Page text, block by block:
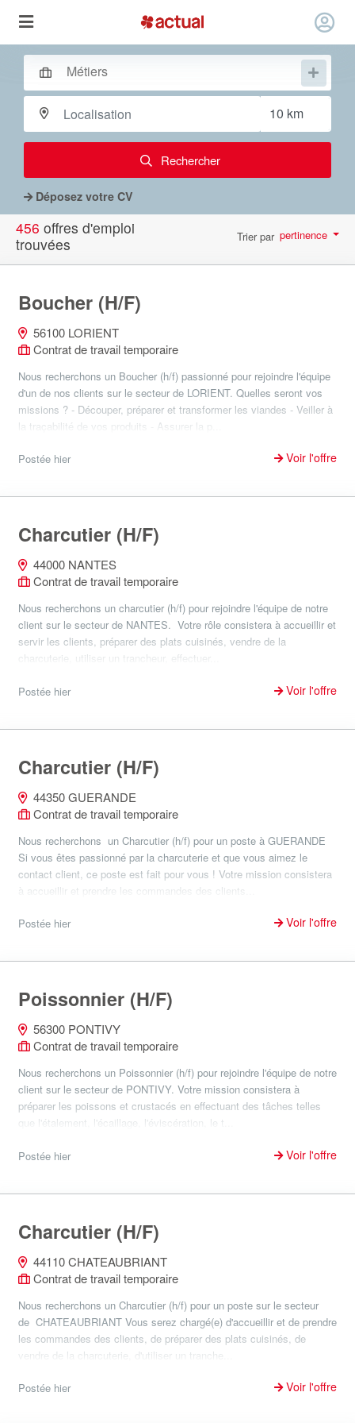
Rechercher
Déposez votre CV
456 offres d'emploi
trouvées
Trier par pertinence
Boucher (H/F)
56100 LORIENT
Contrat de travail temporaire
Nous recherchons un Boucher (h/f) passionné pour rejoindre l'équipe
d'un de nos clients sur le secteur de LORIENT. Quelles seront vos
missions ? - Découper, préparer et transformer les viandes - Veiller à
la traçabilité de vos produits - Assurer la p...
Postée hier Voir l'offre
Charcutier (H/F)
44000 NANTES
Contrat de travail temporaire
Nous recherchons un charcutier (h/f) pour rejoindre l'équipe de notre
client sur le secteur de NANTES. Votre rôle consistera à accueillir et
servir les clients, préparer des plats cuisinés, vendre de la
charcuterie, utiliser un trancheur, effectuer...
Postée hier Voir l'offre
Charcutier (H/F)
44350 GUERANDE
Contrat de travail temporaire
Nous recherchons un Charcutier (h/f) pour un poste à GUERANDE
Si vous êtes passionné par la charcuterie et que vous aimez le
contact client, ce poste est fait pour vous ! Votre mission consistera
à accueillir et prendre les commandes des clients...
Postée hier Voir l'offre
Poissonnier (H/F)
56300 PONTIVY
Contrat de travail temporaire
Nous recherchons un Poissonnier (h/f) pour rejoindre l'équipe de notre
client sur le secteur de PONTIVY. Votre mission consistera à
préparer les poissons et crustacés en effectuant des tâches telles
que l'étalement, l'écaillage, l'éviscération, le t...
Postée hier Voir l'offre
Charcutier (H/F)
44110 CHATEAUBRIANT
Contrat de travail temporaire
Nous recherchons un Charcutier (h/f) pour un poste sur le secteur
de CHATEAUBRIANT Vous serez chargé(e) d'accueillir et de prendre
les commandes des clients, de préparer des plats cuisinés, de
vendre de la charcuterie, d'utiliser un tranche...
Postée hier Voir l'offre